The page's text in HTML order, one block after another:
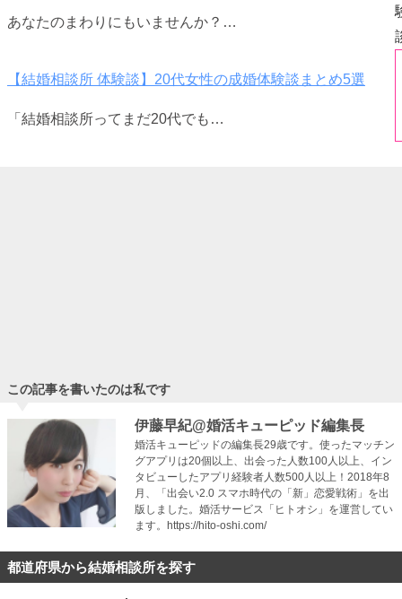
あなたのまわりにもいませんか？…
【結婚相談所 体験談】20代女性の成婚体験談まとめ5選
「結婚相談所ってまだ20代でも…
この記事を書いたのは私です
伊藤早紀@婚活キューピッド編集長
婚活キューピッドの編集長29歳です。使ったマッチン
グアプリは20個以上、出会った人数100人以上、イン
タビューしたアプリ経験者人数500人以上！2018年8
月、「出会い2.0 スマホ時代の「新」恋愛戦術」を出
版しました。婚活サービス「ヒトオシ」を運営してい
ます。https://hito-oshi.com/
都道府県から結婚相談所を探す